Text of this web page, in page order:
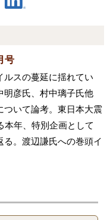
号
ルスの蔓延に揺れてい
明彦氏、村中璃子氏他
ついて論考。東日本大震
本年、特別企画として
る。渡辺謙氏への巻頭イ